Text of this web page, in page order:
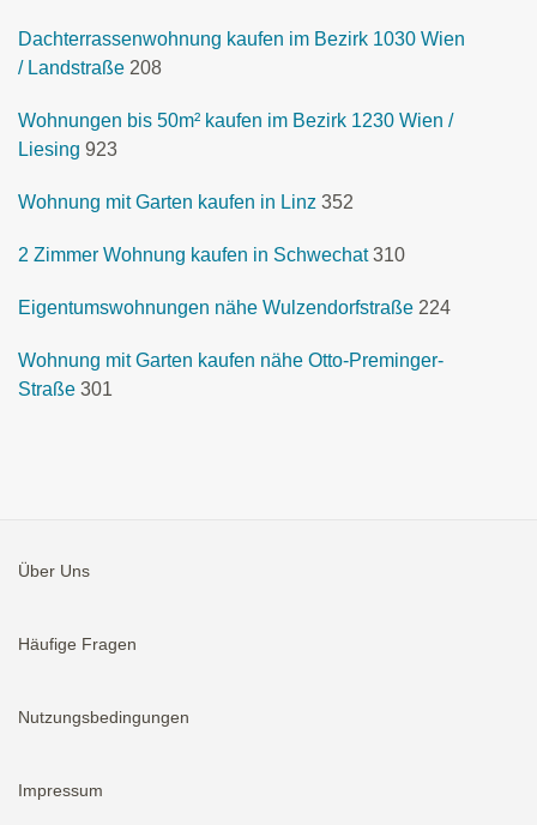
Dachterrassenwohnung kaufen im Bezirk 1030 Wien
/ Landstraße 208
Wohnungen bis 50m² kaufen im Bezirk 1230 Wien /
Liesing 923
Wohnung mit Garten kaufen in Linz 352
2 Zimmer Wohnung kaufen in Schwechat 310
Eigentumswohnungen nähe Wulzendorfstraße 224
Wohnung mit Garten kaufen nähe Otto-Preminger-
Straße 301
Über Uns
Häufige Fragen
Nutzungsbedingungen
Impressum